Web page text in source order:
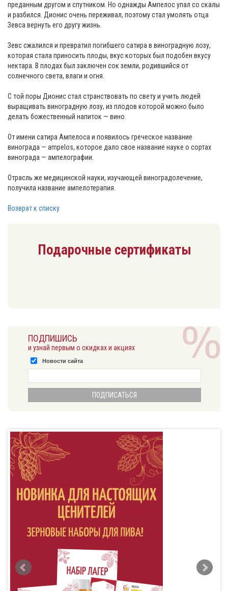
преданным другом и спутником. Но однажды Ампелос упал со скалы
и разбился. Дионис очень переживал, поэтому стал умолять отца
Зевса вернуть его другу жизнь.
Зевс сжалился и превратил погибшего сатира в виноградную лозу,
которая стала приносить плоды, вкус которых был подобен вкусу
нектара. В плодах был заключен сок земли, родившийся от
солнечного света, влаги и огня.
С той поры Дионис стал странствовать по свету и учить людей
выращивать виноградную лозу, из плодов которой можно было
делать божественный напиток — вино.
От имени сатира Ампелоса и появилось греческое название
винограда — ampelos, которое дало свое название науке о сортах
винограда — ампелографии.
Отрасль же медицинской науки, изучающей виноградолечение,
получила название ампелотерапия.
Возврат к списку
Подарочные сертификаты
ПОДПИШИСЬ
и узнай первым о скидках и акциях
Новости сайта